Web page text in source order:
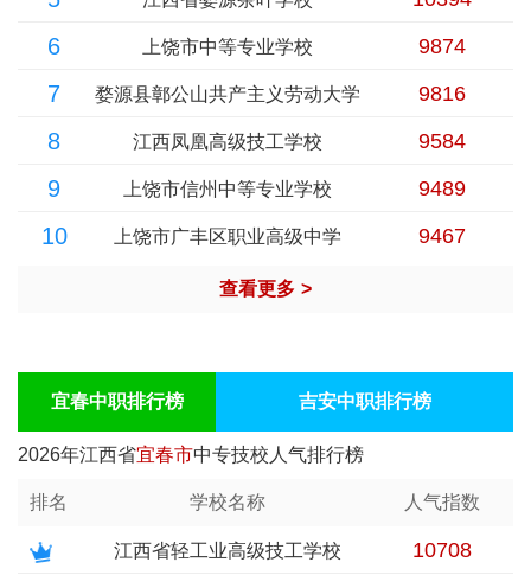
6 上饶市中等专业学校 9874
7 婺源县鄣公山共产主义劳动大学 9816
8 江西凤凰高级技工学校 9584
9 上饶市信州中等专业学校 9489
10 上饶市广丰区职业高级中学 9467
查看更多 >
宜春中职排行榜 吉安中职排行榜
2026年江西省宜春市中专技校人气排行榜
排名 学校名称 人气指数
江西省轻工业高级技工学校 10708